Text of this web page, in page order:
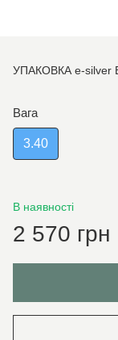
УПАКОВКА e-silver
Вага
3.40
В наявності
2 570 грн